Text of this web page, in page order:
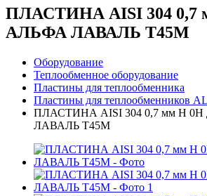
ПЛАСТИНА AISI 304 0,7
АЛЬФА ЛАВАЛЬ T45M
Оборудование
Теплообменное оборудование
Пластины для теплообменника
Пластины для теплообменников
ПЛАСТИНА AISI 304 0,7 мм H 0H
ЛАВАЛЬ T45M